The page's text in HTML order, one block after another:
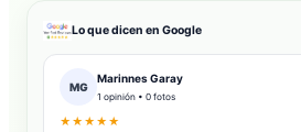
Lo que dicen en Google
MG
Marinnes Garay
1 opinión • 0 fotos
★★★★★